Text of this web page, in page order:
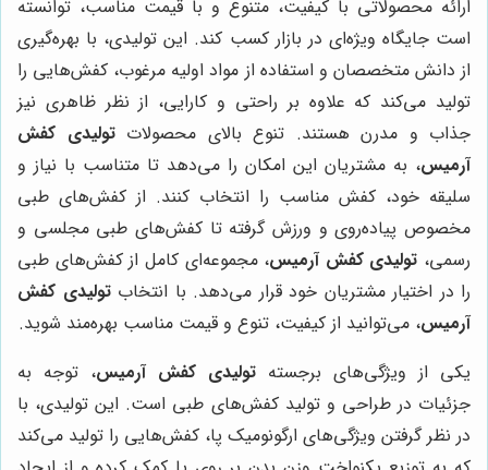
ارائه محصولاتی با کیفیت، متنوع و با قیمت مناسب، توانسته
است جایگاه ویژه‌ای در بازار کسب کند. این تولیدی، با بهره‌گیری
از دانش متخصصان و استفاده از مواد اولیه مرغوب، کفش‌هایی را
تولید می‌کند که علاوه بر راحتی و کارایی، از نظر ظاهری نیز
جذاب و مدرن هستند. تنوع بالای محصولاتتولیدی کفش
آرمیس، به مشتریان این امکان را می‌دهد تا متناسب با نیاز و
سلیقه خود، کفش مناسب را انتخاب کنند. از کفش‌های طبی
مخصوص پیاده‌روی و ورزش گرفته تا کفش‌های طبی مجلسی و
رسمی، تولیدی کفش آرمیس، مجموعه‌ای کامل از کفش‌های طبی
را در اختیار مشتریان خود قرار می‌دهد. با انتخابتولیدی کفش
آرمیس، می‌توانید از کیفیت، تنوع و قیمت مناسب بهره‌مند شوید.
یکی از ویژگی‌های برجسته تولیدی کفش آرمیس، توجه به
جزئیات در طراحی و تولید کفش‌های طبی است. این تولیدی، با
در نظر گرفتن ویژگی‌های ارگونومیک پا، کفش‌هایی را تولید می‌کند